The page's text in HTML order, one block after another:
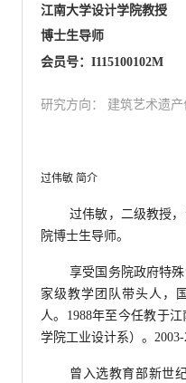
江南大学设计学院教授
博士生导师
会员号：I115100102M
研究方向： 建筑艺术遗
过伟敏 简介
过伟敏，二级教授
院博士生导师。
享受国务院政府特
家级教学团队带头人，
人。1988年至今任教于
学院工业设计系）。
曾入选教育部新世